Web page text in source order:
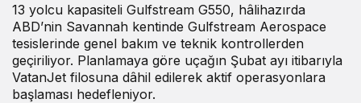
13 yolcu kapasiteli Gulfstream G550, hâlihazırda
ABD’nin Savannah kentinde Gulfstream Aerospace
tesislerinde genel bakım ve teknik kontrollerden
geçiriliyor. Planlamaya göre uçağın Şubat ayı itibarıyla
VatanJet filosuna dâhil edilerek aktif operasyonlara
başlaması hedefleniyor.